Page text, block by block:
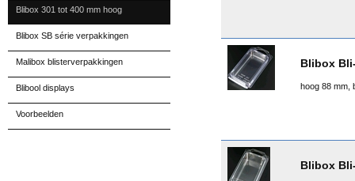
Blibox 301 tot 400 mm hoog
Blibox SB série verpakkingen
Malibox blisterverpakkingen
Blibool displays
Voorbeelden
Blibox
hoog 88 mm,
Blibox